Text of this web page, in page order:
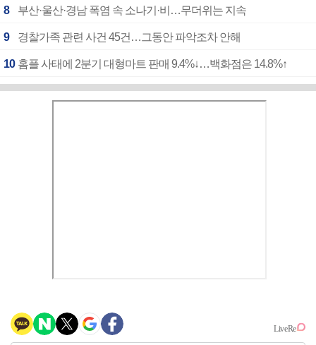
8 부산·울산·경남 폭염 속 소나기·비…무더위는 지속
9 경찰가족 관련 사건 45건…그동안 파악조차 안해
10 홈플 사태에 2분기 대형마트 판매 9.4%↓…백화점은 14.8%↑